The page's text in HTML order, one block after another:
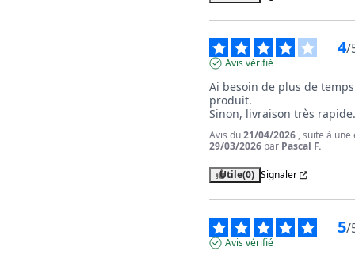
4/
Avis vérifié
Ai besoin de plus de
produit.
Sinon, livraison très
Avis du21/04/2026 , suite à
29/03/2026 par Pascal F.
Utile(0) Signaler
5/
Avis vérifié